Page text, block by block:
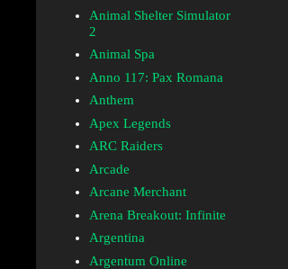
Animal Shelter Simulator
2
Animal Spa
Anno 117: Pax Romana
Anthem
Apex Legends
ARC Raiders
Arcade
Arcane Merchant
Arena Breakout: Infinite
Argentina
Argentum Online